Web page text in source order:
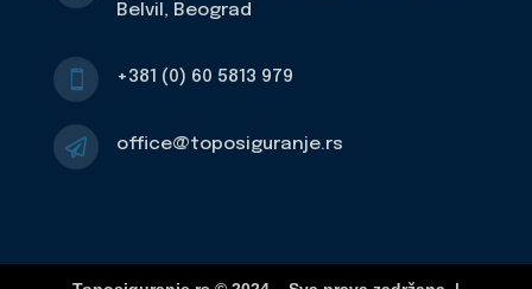
Belvil, Beograd
 +381 (0) 60 5813 979
 office@toposiguranje.rs